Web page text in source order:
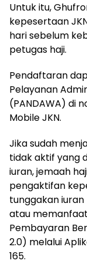
Untuk itu,
kepesertaan
hari sebelum
petugas haji.
Pendaftaran
Pelayanan
(PANDAWA) di
Mobile JKN.
Jika sudah
tidak aktif yang
iuran, jemaah
pengaktifan
tunggakan
atau
Pembayaran
2.0) melalui
165.